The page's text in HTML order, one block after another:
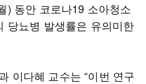
) 동안 코로나19 소아청소
당뇨병 발생률은 유의미한
이다혜 교수는 “이번 연구